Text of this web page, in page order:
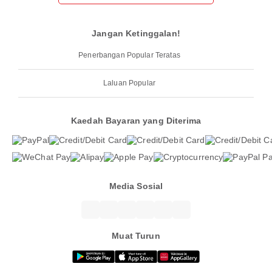
Jangan Ketinggalan!
Penerbangan Popular Teratas
Laluan Popular
Kaedah Bayaran yang Diterima
Media Sosial
Muat Turun